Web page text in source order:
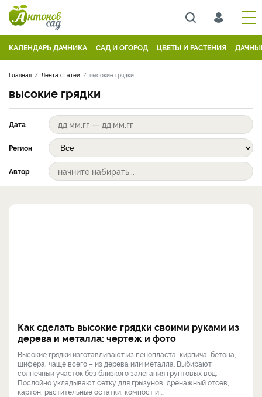
КАЛЕНДАРЬ ДАЧНИКА САД И ОГОРОД ЦВЕТЫ И РАСТЕНИЯ
Главная Лента статей высокие грядки
высокие грядки
Дата
Регион
Автор
Как сделать высокие грядки своими руками из
дерева и металла: чертеж и фото
Высокие грядки изготавливают из пенопласта, кирпича, бетона,
шифера, чаще всего – из дерева или металла. Выбирают
солнечный участок без близкого залегания грунтовых вод.
Послойно укладывают сетку для грызунов, дренажный отсев,
картон, растительные остатки, компост и ...